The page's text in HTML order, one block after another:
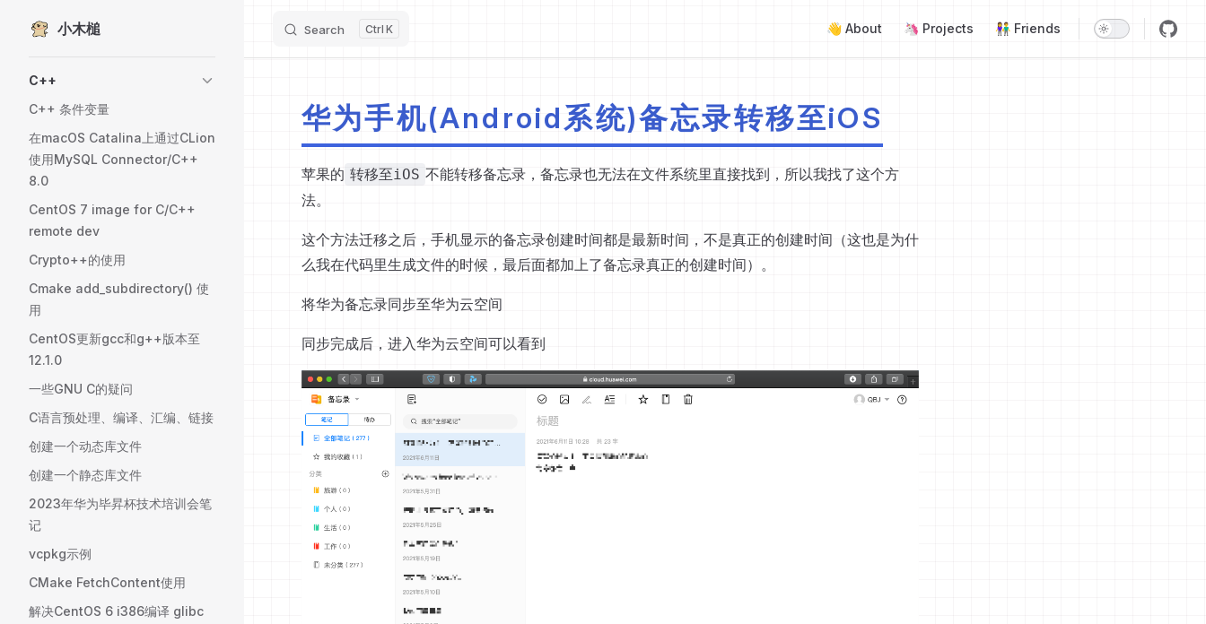
Skip to content
小木槌 Search K 👋 About 🦄 Projects 👫 Friends
C++
C++ 条件变量
在macOS Catalina上通过CLion
使用MySQL Connector/C++
8.0
CentOS 7 image for C/C++
remote dev
Crypto++的使用
Cmake add_subdirectory() 使
用
CentOS更新gcc和g++版本至
12.1.0
一些GNU C的疑问
C语言预处理、编译、汇编、链接
创建一个动态库文件
创建一个静态库文件
2023年华为毕昇杯技术培训会笔
记
vcpkg示例
CMake FetchContent使用
解决CentOS 6 i386编译 glibc
华为手机(Android系统)备忘录转移至iOS
苹果的 转移至iOS 不能转移备忘录，备忘录也无法在文件系统里直接找到，所以我找了这个方
法。
这个方法迁移之后，手机显示的备忘录创建时间都是最新时间，不是真正的创建时间（这也是为什
么我在代码里生成文件的时候，最后面都加上了备忘录真正的创建时间）。
将华为备忘录同步至华为云空间
同步完成后，进入华为云空间可以看到